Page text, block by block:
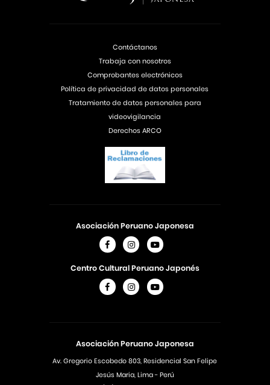
Asociación Peruano Japonesa
Av. Gregorio Escobedo 803, Residencial San Felipe
Jesús Maria, Lima - Perú
Asociación Peruano Japonesa
Centro Cultural Peruano Japonés
Contáctanos
Trabaja con nosotros
Comprobantes electrónicos
Política de privacidad de datos personales
Tratamiento de datos personales para
videovigilancia
Derechos ARCO